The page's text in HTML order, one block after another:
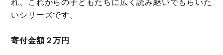
いシリーズです。
寄付金額２万円